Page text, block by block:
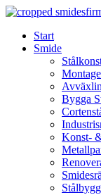
Skip
contentStart
Smide
Bygga
Konst-